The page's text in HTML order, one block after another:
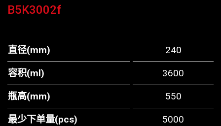
B5K3002f
直径(mm) 240
容积(ml) 3600
瓶高(mm) 550
最少下单量(pcs) 5000